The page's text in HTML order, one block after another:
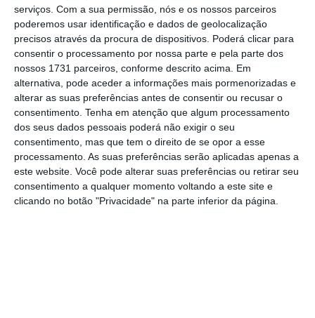
serviços. Com a sua permissão, nós e os nossos parceiros
poderemos usar identificação e dados de geolocalização
precisos através da procura de dispositivos. Poderá clicar para
consentir o processamento por nossa parte e pela parte dos
nossos 1731 parceiros, conforme descrito acima. Em
alternativa, pode aceder a informações mais pormenorizadas e
alterar as suas preferências antes de consentir ou recusar o
consentimento. Tenha em atenção que algum processamento
dos seus dados pessoais poderá não exigir o seu
consentimento, mas que tem o direito de se opor a esse
processamento. As suas preferências serão aplicadas apenas a
este website. Você pode alterar suas preferências ou retirar seu
consentimento a qualquer momento voltando a este site e
clicando no botão "Privacidade" na parte inferior da página.